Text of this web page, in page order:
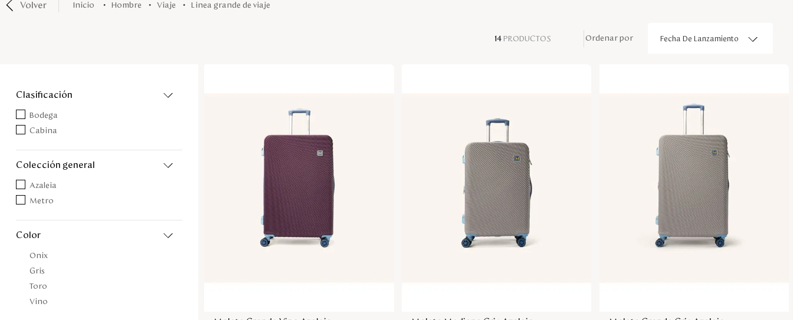
Volver hombre viaje linea grande de viaje
14 PRODUCTOS Fecha De Lanzamiento
clasificación
Bodega
Cabina
colección general
Azaleia
Metro
color
Onix
Gris
Toro
Vino